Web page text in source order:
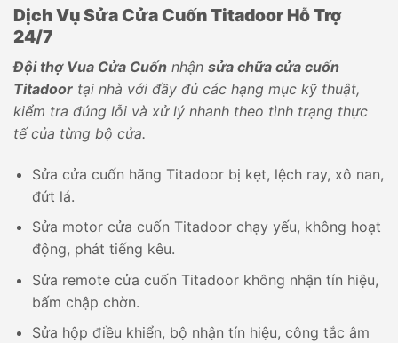
Dịch Vụ Sửa Cửa Cuốn Titadoor Hỗ Trợ
24/7
Đội thợ Vua Cửa Cuốn nhận sửa chữa cửa cuốn
Titadoor tại nhà với đầy đủ các hạng mục kỹ thuật,
kiểm tra đúng lỗi và xử lý nhanh theo tình trạng thực
tế của từng bộ cửa.
Sửa cửa cuốn hãng Titadoor bị kẹt, lệch ray, xô nan,
đứt lá.
Sửa motor cửa cuốn Titadoor chạy yếu, không hoạt
động, phát tiếng kêu.
Sửa remote cửa cuốn Titadoor không nhận tín hiệu,
bấm chập chờn.
Sửa hộp điều khiển, bộ nhận tín hiệu, công tắc âm